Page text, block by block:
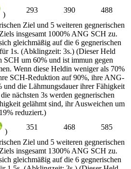
)
293 390
488
Ziel und 5 weiteren gegnerischen
insgesamt 1000% ANG SCH zu.
gleichmäßig auf die 6 gegnerischen
1s. (Abklingzeit: 3s.) (Dieser Held
SCH um 60% und ist immun gegen
Wenn diese Heldin weniger als 70%
SCH-Reduktion auf 90%, ihre ANG-
und die Lähmungsdauer ihrer Fähigkeit
nächsten 3s werden gegnerischen
gelähmt sind, ihr Ausweichen um
19% reduziert.)
)
351 468
585
Ziel und 5 weiteren gegnerischen
insgesamt 1300% ANG SCH zu.
gleichmäßig auf die 6 gegnerischen